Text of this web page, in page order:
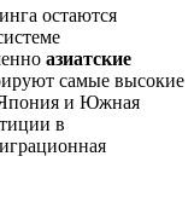
остаются
азиатские
самые высокие
и Южная
в